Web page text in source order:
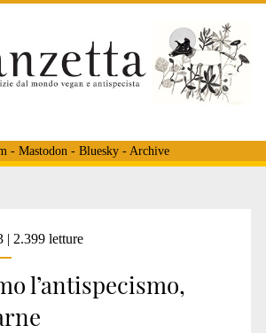
- Mastodon - Bluesky- Archive
| 2.399 letture
l’antispecismo,